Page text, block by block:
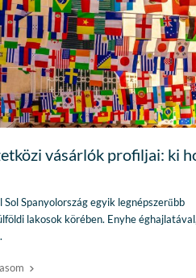
vásárlók profiljai: ki
Sol Spanyolország egyik legnépszerűbb
lakosok körében. Enyhe